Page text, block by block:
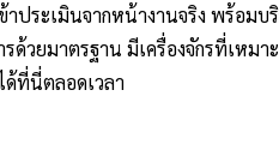
าประเมินจากหน้างานจริง พร้อมบ
วยมาตรฐาน มีเครื่องจักรที่เหมา
ด้ที่นี่ตลอดเวลา